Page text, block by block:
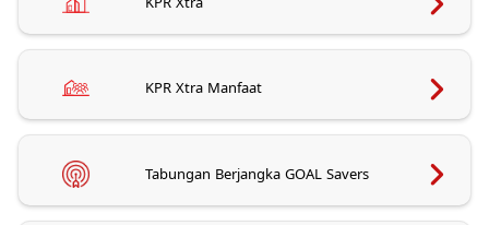
KPR Xtra Manfaat
Tabungan Berjangka GOAL Savers